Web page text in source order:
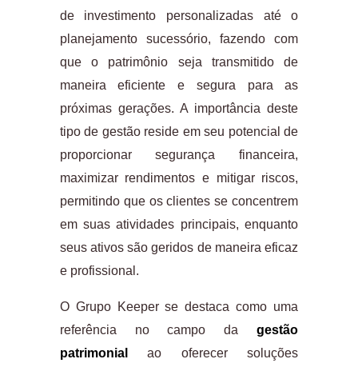
de investimento personalizadas até o
planejamento sucessório, fazendo com
que o patrimônio seja transmitido de
maneira eficiente e segura para as
próximas gerações. A importância deste
tipo de gestão reside em seu potencial de
proporcionar segurança financeira,
maximizar rendimentos e mitigar riscos,
permitindo que os clientes se concentrem
em suas atividades principais, enquanto
seus ativos são geridos de maneira eficaz
e profissional.
O Grupo Keeper se destaca como uma
referência no campo dagestão
patrimonial
ao oferecer soluções